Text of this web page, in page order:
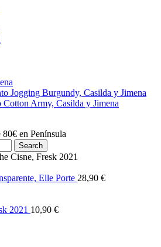
Jogging Burgundy, Casilda y Jimena
Cotton Army, Casilda y Jimena
en Península
Search
Cisne, Fresk 2021
Elle Porte 28,90 €
2021 10,90 €